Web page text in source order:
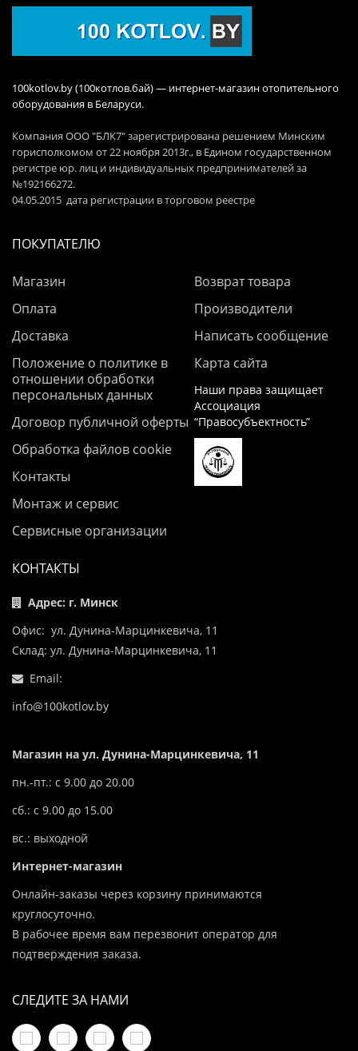
100kotlov.by (100котлов.бай) — интернет-магазин отопительного
оборудования в Беларуси.
Компания ООО "БЛК7" зарегистрирована решением Минским
горисполкомом от 22 ноября 2013г., в Едином государственном
регистре юр. лиц и индивидуальных предпринимателей за
№192166272.
04.05.2015 дата регистрации в торговом реестре
ПОКУПАТЕЛЮ
Магазин
Оплата
Доставка
Положение о политике в
отношении обработки
персональных данных
Договор публичной оферты
Обработка файлов cookie
Контакты
Монтаж и сервис
Сервисные организации
Возврат товара
Производители
Написать сообщение
Карта сайта
Наши права защищает
Ассоциация
“Правосубъектность”
КОНТАКТЫ
Адрес: г. Минск
Офис: ул. Дунина-Марцинкевича, 11
Склад: ул. Дунина-Марцинкевича, 11
Email:
info@100kotlov.by
Магазин на ул. Дунина-Марцинкевича, 11
пн.-пт.: с 9.00 до 20.00
сб.: с 9.00 до 15.00
вс.: выходной
Интернет-магазин
Онлайн-заказы через корзину принимаются
круглосуточно.
В рабочее время вам перезвонит оператор для
подтверждения заказа.
СЛЕДИТЕ ЗА НАМИ